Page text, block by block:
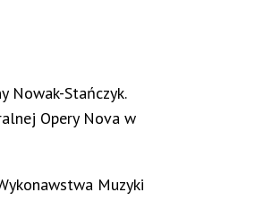
Nowak-Stańczyk.
Opery Nova w
Muzyki